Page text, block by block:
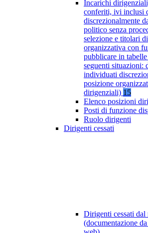
Incarichi
conferiti, ivi inclusi
discrezionalmente
politico senza
selezione e titolari
organizzativa con
pubblicare in
seguenti situazioni:
individuati
posizione
dirigenziali) 15
Elenco posizioni
Posti di funzione
Ruolo dirigenti
Dirigenti cessati
Dirigenti cessati
(documentazione